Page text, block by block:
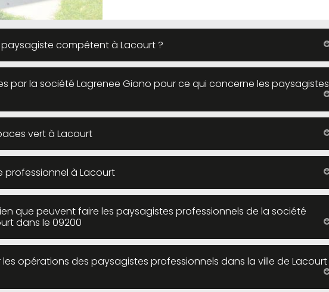
compétent à Lacourt ?
par la société Lagrenee Giono pour ce qui concerne les paysagistes
vert à Lacourt
professionnel à Lacourt
que peuvent faire les paysagistes professionnels de la société
dans le 09200
les opérations des paysagistes professionnels dans la ville de Lacourt